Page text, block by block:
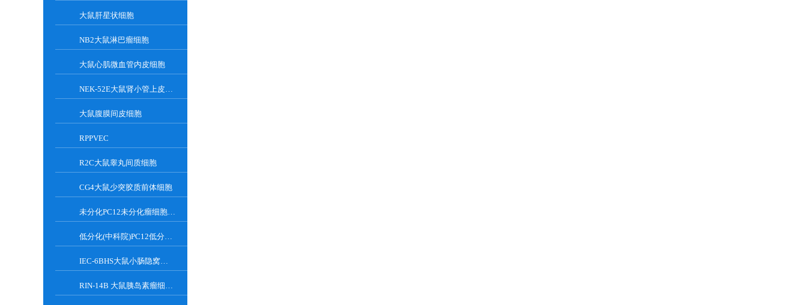
大鼠肝星状细胞
NB2大鼠淋巴瘤细胞
大鼠心肌微血管内皮细胞
NEK-52E大鼠肾小管上皮细胞
大鼠腹膜间皮细胞
RPPVEC
R2C大鼠睾丸间质细胞
CG4大鼠少突胶质前体细胞
未分化PC12未分化瘤细胞大鼠肾上腺嗜铬细胞
低分化(中科院)PC12低分化(中科院)瘤细胞大鼠肾上腺嗜铬细胞
IEC-6BHS大鼠小肠隐窝上皮细胞
RIN-14B 大鼠胰岛素瘤细胞系